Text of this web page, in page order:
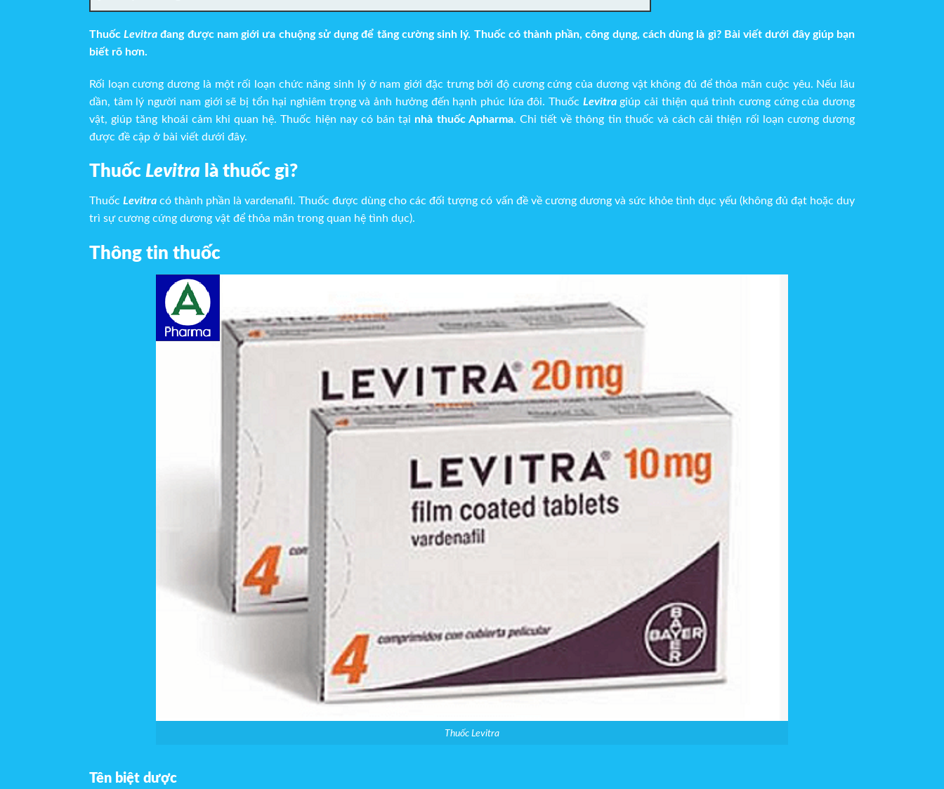
ThuốcLevitra đang được nam giới ưa chuộng sử dụng để tăng cường sinh lý. Thuốc có thành phần, công dụng, cách dùng là gì? Bài viết dưới đây giúp bạn
biết rõ hơn.
Rối loạn cương dương là một rối loạn chức năng sinh lý ở nam giới đặc trưng bởi độ cương cứng của dương vật không đủ để thỏa mãn cuộc yêu. Nếu lâu
dần, tâm lý người nam giới sẽ bị tổn hại nghiêm trọng và ảnh hưởng đến hạnh phúc lứa đôi. Thuốc Levitragiúp cải thiện quá trình cương cứng của dương
vật, giúp tăng khoái cảm khi quan hệ. Thuốc hiện nay có bán tại nhà thuốc Apharma. Chi tiết về thông tin thuốc và cách cải thiện rối loạn cương dương
được đề cập ở bài viết dưới đây.
Thuốc Levitra là thuốc gì?
ThuốcLevitra có thành phần là vardenafil. Thuốc được dùng cho các đối tượng có vấn đề về cương dương và sức khỏe tình dục yếu (không đủ đạt hoặc duy
trì sự cương cứng dương vật để thỏa mãn trong quan hệ tình dục).
Thông tin thuốc
Thuốc Levitra
Tên biệt dược